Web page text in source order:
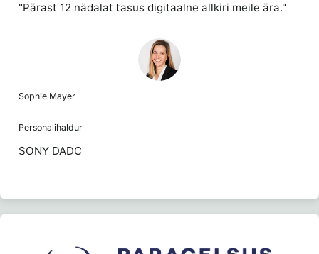
"Pärast 12 nädalat tasus digitaalne allkiri meile ära."
Sophie Mayer
Personalihaldur
SONY DADC